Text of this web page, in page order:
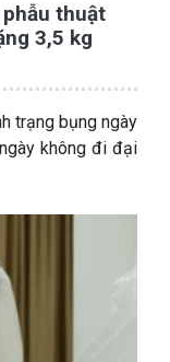
phẫu thuật
3,5 kg
trạng bụng ngày
không đi đại